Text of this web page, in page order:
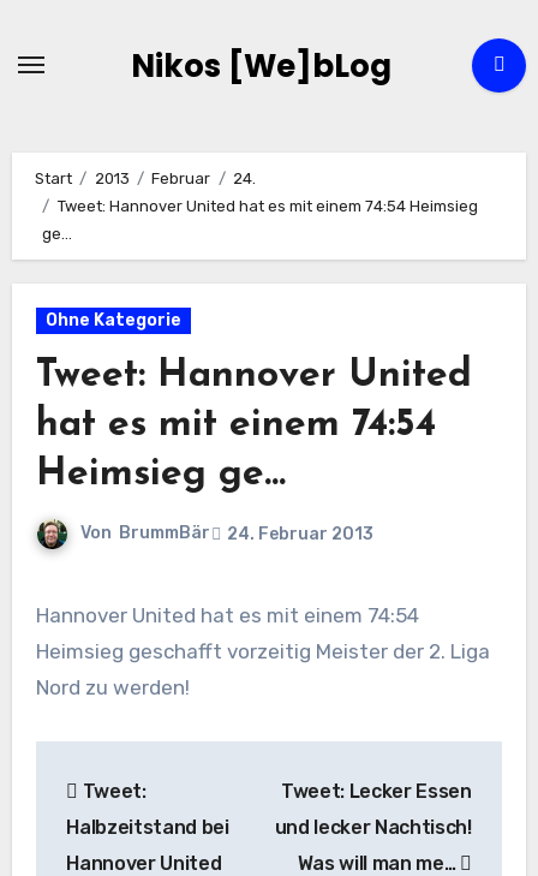
Nikos [We]bLog
Start 2013 Februar
24.
Tweet: Hannover United hat es mit einem 74:54 Heimsieg
ge…
Ohne Kategorie
Tweet: Hannover United
hat es mit einem 74:54
Heimsieg ge…
Von BrummBär 24. Februar 2013
Hannover United hat es mit einem 74:54
Heimsieg geschafft vorzeitig Meister der 2. Liga
Nord zu werden!
Tweet:
Halbzeitstand bei
Hannover United
Tweet: Lecker Essen
und lecker Nachtisch!
Was will man me…